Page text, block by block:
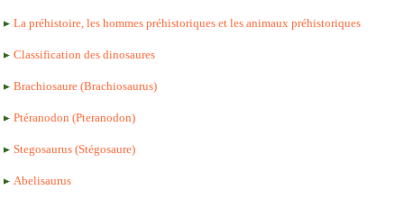
La préhistoire, les hommes préhistoriques et les animaux préhistoriques
Classification des dinosaures
Brachiosaure (Brachiosaurus)
Ptéranodon (Pteranodon)
Stegosaurus (Stégosaure)
Abelisaurus